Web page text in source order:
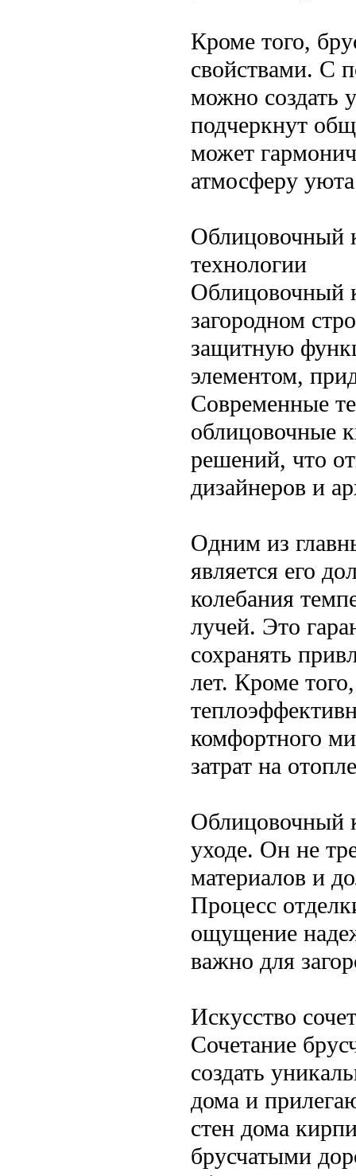
Кроме того,
свойствами. С
можно создать
подчеркнут
может
атмосферу
Облицовочный
технологии
Облицовочный
загородном
защитную
элементом,
Современные
облицовочные
решений, что
дизайнеров и
Одним из
является его
колебания
лучей. Это
сохранять
лет. Кроме
комфортного
затрат на
Облицовочный
уходе. Он не
материалов и
Процесс
ощущение
важно для
Искусство
Сочетание
создать
дома и
стен дома
брусчатыми